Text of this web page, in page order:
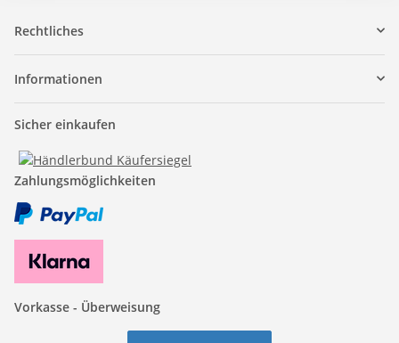
Rechtliches
Informationen
Sicher einkaufen
Zahlungsmöglichkeiten
Vorkasse - Überweisung